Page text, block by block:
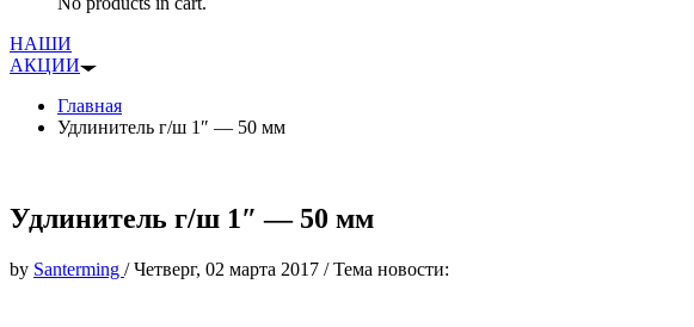
НАШИ
АКЦИИ
Главная
Удлинитель г/ш 1″ — 50 мм
Удлинитель г/ш 1″ — 50 мм
by Santerming /Четверг, 02 марта 2017 /Тема новости: